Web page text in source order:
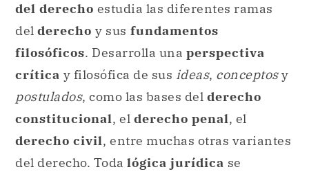
del derecho estudia las diferentes ramas
del derecho y sus fundamentos
filosóficos. Desarrolla una perspectiva
crítica y filosófica de sus ideas, conceptosy
postulados, como las bases del derecho
constitucional, el derecho penal, el
derecho civil, entre muchas otras variantes
del derecho. Toda lógica jurídica se